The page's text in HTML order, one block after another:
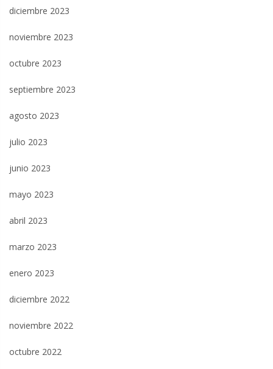
diciembre 2023
noviembre 2023
octubre 2023
septiembre 2023
agosto 2023
julio 2023
junio 2023
mayo 2023
abril 2023
marzo 2023
enero 2023
diciembre 2022
noviembre 2022
octubre 2022